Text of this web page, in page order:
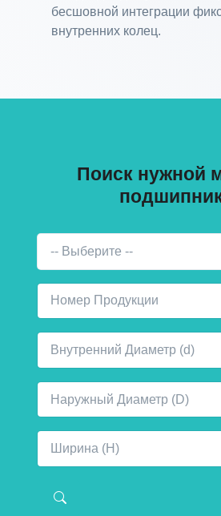
бесшовной интеграции
внутренних колец.
Поиск нужной
-- Выберите --